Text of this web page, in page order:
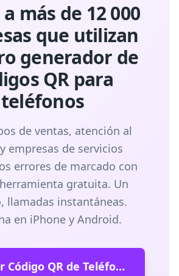
más de 12 000
que utilizan
generador de
QR para
teléfonos
de ventas, atención al
empresas de servicios
errores de marcado con
gratuita. Un
llamadas instantáneas.
en iPhone y Android.
Generar Código QR de Teléfono Gratis →